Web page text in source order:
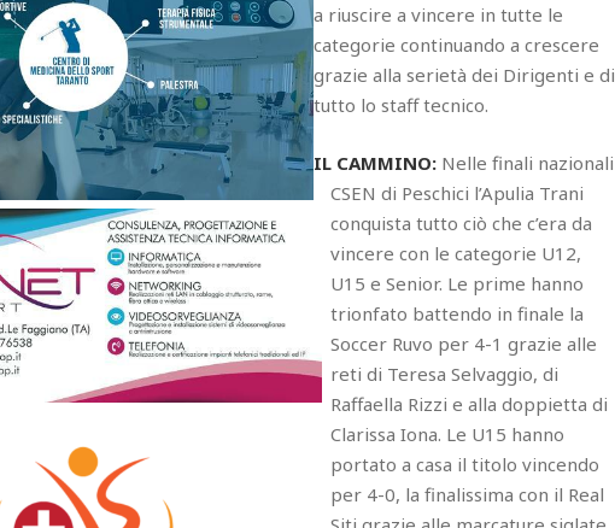
a riuscire a vincere in tutte le
categorie continuando a crescere
grazie alla serietà dei Dirigenti e di
tutto lo staff tecnico.
IL CAMMINO: Nelle finali nazionali
CSEN di Peschici l’Apulia Trani
conquista tutto ciò che c’era da
vincere con le categorie U12,
U15 e Senior. Le prime hanno
trionfato battendo in finale la
Soccer Ruvo per 4-1 grazie alle
reti di Teresa Selvaggio, di
Raffaella Rizzi e alla doppietta di
Clarissa Iona. Le U15 hanno
portato a casa il titolo vincendo
per 4-0, la finalissima con il Real